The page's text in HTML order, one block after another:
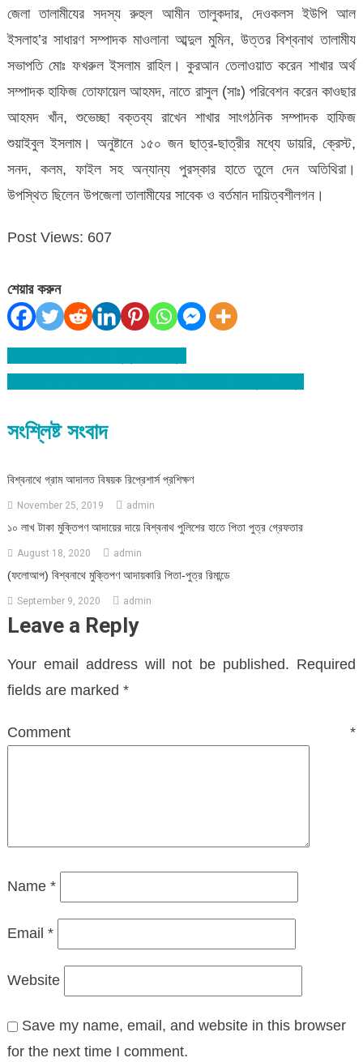
জেলা তালামীযের সদস্য রুহুল আমীন তালুকদার, দেওকলস ইউপি আল
ইসলাহ’র সাধারণ সম্পাদক মাওলানা আব্দুল মুমিন, উত্তর বিশ্বনাথ তালামীয
সভাপতি মোঃ ফখরুল ইসলাম রাহিল। কুরআন তেলাওয়াত করেন শাখার অর্থ
সম্পাদক হাফিজ তোফায়েল আহমদ, নাতে রাসুল (সাঃ) পরিবেশন করেন কাওছার
আহমদ খাঁন, শুভেচ্ছা বক্তব্য রাখেন শাখার সাংগঠনিক সম্পাদক হাফিজ
শুয়াইবুল ইসলাম। অনুষ্টানে ১৫০ জন ছাত্র-ছাত্রীর মধ্যে ডায়রি, ক্রেস্ট,
সনদ, কলম, ফাইল সহ অন্যান্য পুরস্কার হাতে তুলে দেন অতিথিরা।
উপস্থিত ছিলেন উপজেলা তালামীযের সাবেক ও বর্তমান দায়িত্বশীলগন।
Post Views: 607
শেয়ার করুন
Post
সংশ্লিষ্ট সংবাদ
বিশ্বনাথে গ্রাম আদালত বিষয়ক রিপ্রেশার্স প্রশিক্ষণ
November 25, 2019 admin
১০ লাখ টাকা মুক্তিপণ আদায়ের দায়ে বিশ্বনাথ পুলিশের হাতে পিতা পুত্র গ্রেফতার
August 18, 2020 admin
(ফলোআপ) বিশ্বনাথে মুক্তিপণ আদায়কারি পিতা-পুত্র রিমান্ডে
September 9, 2020 admin
Leave a Reply
Your email address will not be published. Required
fields are marked *
Comment*
Name *
Email *
Website
Save my name, email, and website in this browser
for the next time I comment.